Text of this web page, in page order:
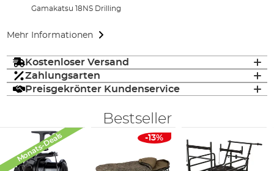
Gamakatsu 18NS Drilling
Mehr Informationen
Kostenloser Versand
Zahlungsarten
Preisgekrönter Kundenservice
Bestseller
Monats-Deals -13%